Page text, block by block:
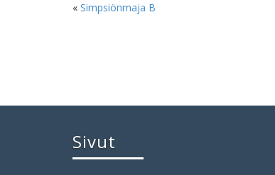
« Simpsiönmaja B
Sivut